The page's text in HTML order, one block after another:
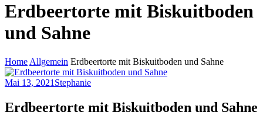
Erdbeertorte mit Biskuitboden
und Sahne
Home Allgemein Erdbeertorte mit Biskuitboden und Sahne
Mai 13, 2021 Stephanie
Erdbeertorte mit Biskuitboden und Sahne